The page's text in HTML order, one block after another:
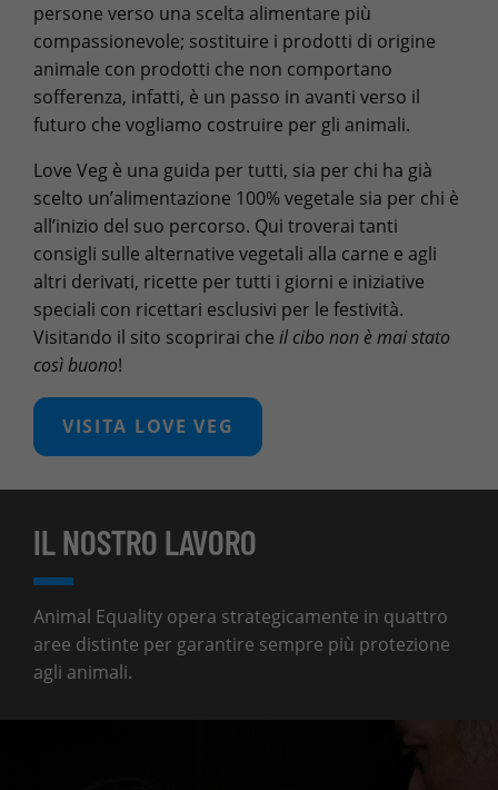
persone verso una scelta alimentare più
compassionevole; sostituire i prodotti di origine
animale con prodotti che non comportano
sofferenza, infatti, è un passo in avanti verso il
futuro che vogliamo costruire per gli animali.
Love Veg è una guida per tutti, sia per chi ha già
scelto un’alimentazione 100% vegetale sia per chi è
all’inizio del suo percorso. Qui troverai tanti
consigli sulle alternative vegetali alla carne e agli
altri derivati, ricette per tutti i giorni e iniziative
speciali con ricettari esclusivi per le festività.
Visitando il sito scoprirai che il cibo non è mai stato
così buono!
VISITA LOVE VEG
IL NOSTRO LAVORO
Animal Equality opera strategicamente in quattro
aree distinte per garantire sempre più protezione
agli animali.